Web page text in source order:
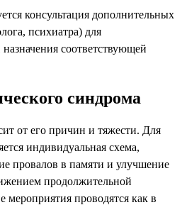
консультация дополнительных
психиатра) для
соответствующей
синдрома
от его причин и тяжести. Для
индивидуальная схема,
провалов в памяти и улучшение
продолжительной
мероприятия проводятся как в